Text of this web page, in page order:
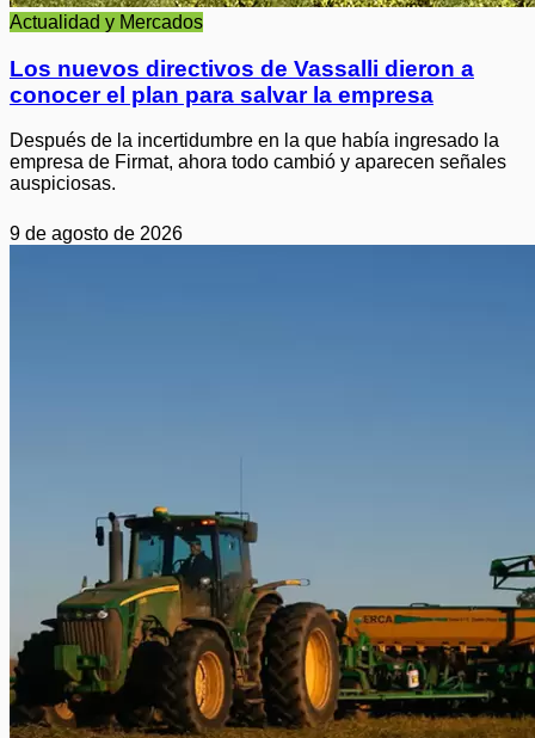
Actualidad y Mercados
Los nuevos directivos de Vassalli dieron a
conocer el plan para salvar la empresa
Después de la incertidumbre en la que había ingresado la
empresa de Firmat, ahora todo cambió y aparecen señales
auspiciosas.
9 de agosto de 2026